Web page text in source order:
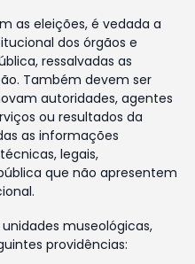
as eleições, é vedada a
dos órgãos e
ressalvadas as
Também devem ser
autoridades, agentes
ou resultados da
as informações
legais,
que não apresentem
museológicas,
providências: